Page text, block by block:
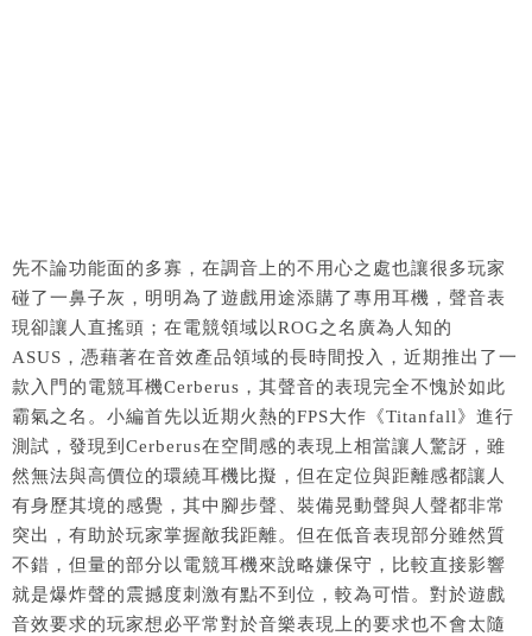
先不論功能面的多寡，在調音上的不用心之處也讓很多玩家
碰了一鼻子灰，明明為了遊戲用途添購了專用耳機，聲音表
現卻讓人直搖頭；在電競領域以ROG之名廣為人知的
ASUS，憑藉著在音效產品領域的長時間投入，近期推出了一
款入門的電競耳機Cerberus，其聲音的表現完全不愧於如此
霸氣之名。小編首先以近期火熱的FPS大作《Titanfall》進行
測試，發現到Cerberus在空間感的表現上相當讓人驚訝，雖
然無法與高價位的環繞耳機比擬，但在定位與距離感都讓人
有身歷其境的感覺，其中腳步聲、裝備晃動聲與人聲都非常
突出，有助於玩家掌握敵我距離。但在低音表現部分雖然質
不錯，但量的部分以電競耳機來說略嫌保守，比較直接影響
就是爆炸聲的震撼度刺激有點不到位，較為可惜。對於遊戲
音效要求的玩家想必平常對於音樂表現上的要求也不會太隨